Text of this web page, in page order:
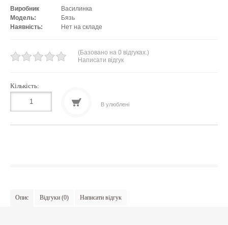
Виробник
Василинка
Модель:
Бязь
Наявність:
Нет на складе
(Базовано на 0 відгуках.)
Написати відгук
Кількість:
В улюблені
Опис Відгуки (0) Написати відгук